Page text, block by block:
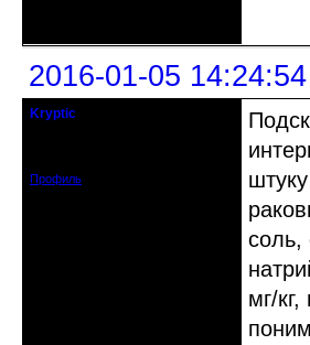
2016-01-05 14:24:54
Kryptic
Профиль
мг/